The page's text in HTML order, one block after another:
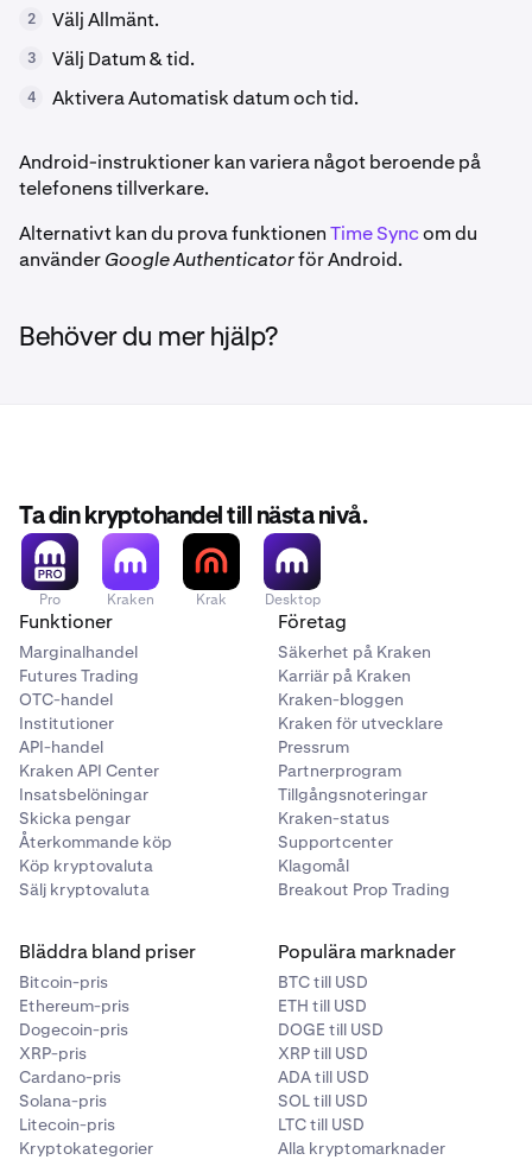
2 Välj Allmänt.
3 Välj Datum & tid.
4 Aktivera Automatisk datum och tid.
Android-instruktioner kan variera något beroende på
telefonens tillverkare.
Alternativt kan du prova funktionenTime Syncom du
använderGoogle Authenticatorför Android.
Behöver du mer hjälp?
Ta din kryptohandel till nästa nivå.
Pro Kraken Krak Desktop
Funktioner
Marginalhandel
Futures Trading
OTC-handel
Institutioner
API-handel
Kraken API Center
Insatsbelöningar
Skicka pengar
Återkommande köp
Köp kryptovaluta
Sälj kryptovaluta
Företag
Säkerhet på Kraken
Karriär på Kraken
Kraken-bloggen
Kraken för utvecklare
Pressrum
Partnerprogram
Tillgångsnoteringar
Kraken-status
Supportcenter
Klagomål
Breakout Prop Trading
Bläddra bland priser
Bitcoin-pris
Ethereum-pris
Dogecoin-pris
XRP-pris
Cardano-pris
Solana-pris
Litecoin-pris
Kryptokategorier
Populära marknader
BTC till USD
ETH till USD
DOGE till USD
XRP till USD
ADA till USD
SOL till USD
LTC till USD
Alla kryptomarknader